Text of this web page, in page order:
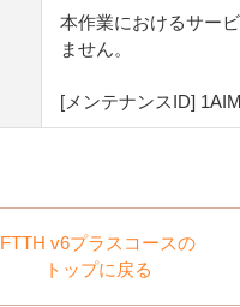
本作業におけるサー
ません。
[メンテナンスID]
FTTH v6プラスコースの
トップに戻る